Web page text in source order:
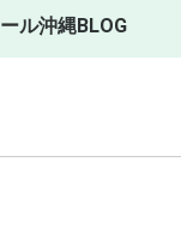
プラナロムハニ
サプリメント
グミキャンディ
ル沖縄BLOG